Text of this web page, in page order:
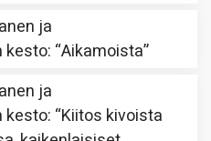
ja
kesto: “Aikamoista”
ja
kesto: “Kiitos kivoista